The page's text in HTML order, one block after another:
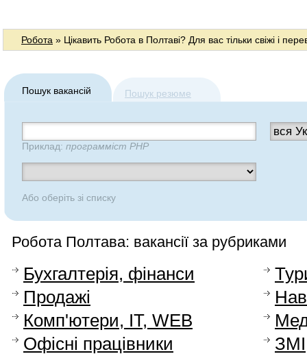
Робота » Цікавить Робота в Полтаві? Для вас тільки свіжі і
Пошук вакансій Пошук резюме
Приклад: программіст PHP
Або оберіть зі списку
Робота Полтава: вакансії за рубриками
Бухгалтерія, фінанси
Продажі
Комп'ютери, IT, WEB
Офісні працівники